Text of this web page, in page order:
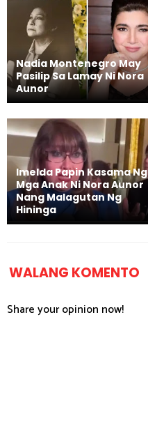
Nadia Montenegro May
Pasilip Sa Lamay Ni Nora
Aunor
Imelda Papin Kasama Ng
Mga Anak Ni Nora Aunor
Nang Malagutan Ng
Hininga
WALANG KOMENTO
Share your opinion now!